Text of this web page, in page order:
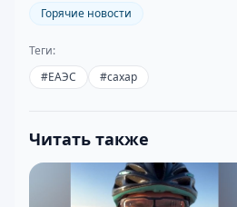
Горячие новости
Теги:
#ЕАЭС #сахар
Читать также